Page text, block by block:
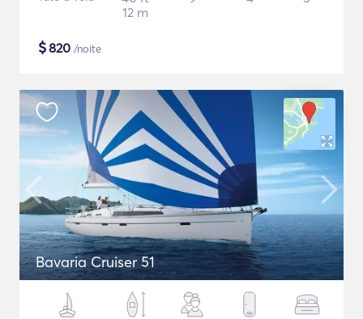
12 m
$820 /noite
Bavaria Cruiser 51